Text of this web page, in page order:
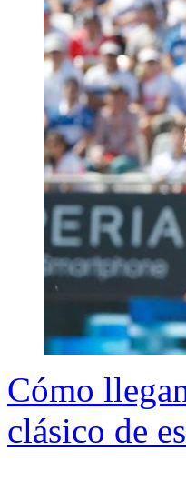
Cómo
clásico de